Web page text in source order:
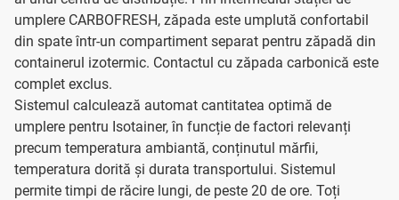
umplere CARBOFRESH, zăpada este umplută confortabil
din spate într-un compartiment separat pentru zăpadă din
containerul izotermic. Contactul cu zăpada carbonică este
complet exclus.
Sistemul calculează automat cantitatea optimă de
umplere pentru Isotainer, în funcție de factori relevanți
precum temperatura ambiantă, conținutul mărfii,
temperatura dorită și durata transportului. Sistemul
permite timpi de răcire lungi, de peste 20 de ore. Toți